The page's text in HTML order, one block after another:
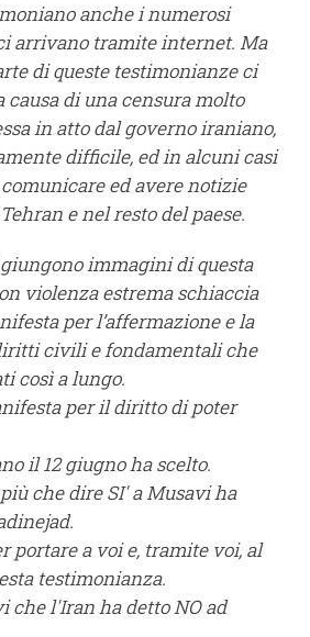
anche i numerosi
arrivano tramite internet. Ma
di queste testimonianze ci
causa di una censura molto
in atto dal governo iraniano,
difficile, ed in alcuni casi
ed avere notizie
e nel resto del paese.
immagini di questa
violenza estrema schiaccia
per l’affermazione e la
civili e fondamentali che
così a lungo.
per il diritto di poter
il 12 giugno ha scelto.
che dire SI' a Musavi ha
portare a voi e, tramite voi, al
testimonianza.
che l'Iran ha detto NO ad